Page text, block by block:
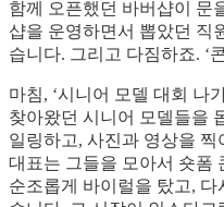
함께 오픈했던 바버샵이 문
샵을 운영하면서 뽑았던 직
습니다. 그리고 다짐하죠. ‘
마침, ‘시니어 모델 대회 나
찾아왔던 시니어 모델들을
일링하고, 사진과 영상을
대표는 그들을 모아서 숏폼
순조롭게 바이럴을 탔고,